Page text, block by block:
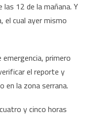
las 12 de la mañana. Y
el cual ayer mismo
primero
el reporte y
en la zona serrana.
y cinco horas